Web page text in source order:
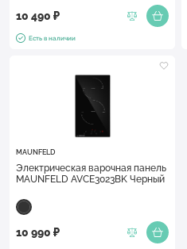
10 490 ₽
Есть в наличии
MAUNFELD
Электрическая варочная панель
MAUNFELD AVCE3023BK Черный
10 990 ₽